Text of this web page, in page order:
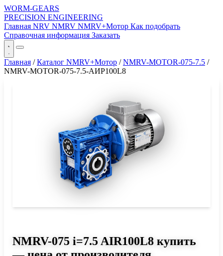
WORM-GEARS
PRECISION ENGINEERING
Главная NRV NMRV NMRV+Мотор Как подобрать
Справочная информация Заказать
Главная / Каталог NMRV+Мотор / NMRV-MOTOR-075-7.5 /
NMRV-MOTOR-075-7.5-АИР100L8
NMRV-075 i=7.5 AIR100L8 купить